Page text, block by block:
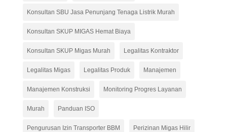
Konsultan SBU Jasa Penunjang Tenaga Listrik Murah
Konsultan SKUP MIGAS Hemat Biaya
Konsultan SKUP Migas Murah Legalitas Kontraktor
Legalitas Migas Legalitas Produk Manajemen
Manajemen Konstruksi Monitoring Progres Layanan
Murah Panduan ISO
Pengurusan Izin Transporter BBM Perizinan Migas Hilir